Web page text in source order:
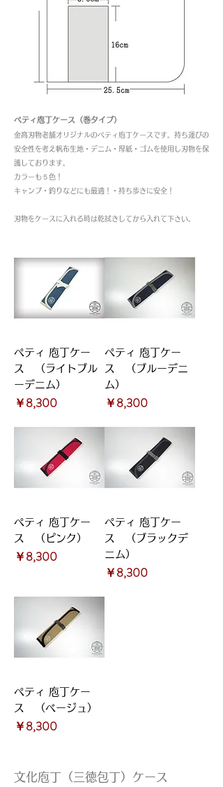
ペティ庖丁ケース（巻タイプ）
金高刃物老舗オリジナルのペティ庖丁ケース です。持ち運びの
安全性を考え帆布生地・デニム・厚紙・ゴムを使用し刃物を保
護しております。
カラーも５色！
キャンプ・釣りなどにも最適！・持ち歩きに安全！
刃物をケースに入れる時は乾拭きしてから入れて下さい。
ペティ 庖丁ケー
ス （ライトブル
ーデニム）
価格
￥8,300
ペティ 庖丁ケー
ス （ブルーデニ
ム）
価格
￥8,300
ペティ 庖丁ケー
ス （ピンク）
価格
￥8,300
ペティ 庖丁ケー
ス （ブラックデ
ニム）
価格
￥8,300
ペティ 庖丁ケー
ス （ベージュ）
価格
￥8,300
文化庖丁（三徳包丁）ケース